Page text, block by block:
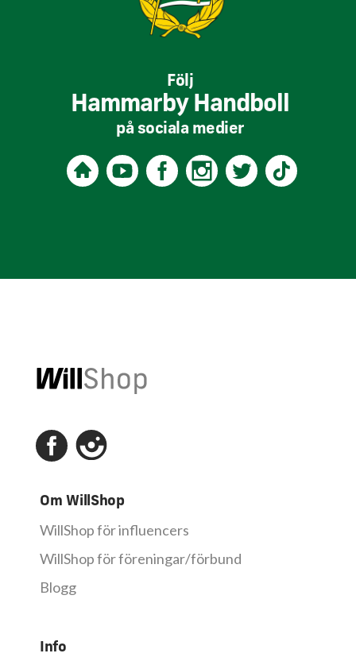
Följ
Hammarby Handboll
på sociala medier
Om WillShop
WillShop för influencers
WillShop för föreningar/förbund
Blogg
Info